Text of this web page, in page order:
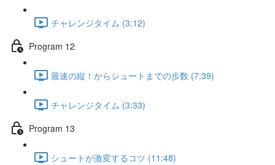
チャレンジタイム (3:12)
Program 12
最速の縦！からシュートまでの歩数 (7:39)
チャレンジタイム (3:33)
Program 13
シュートが激変するコツ (11:48)